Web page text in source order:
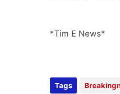
*Tim E News*
Tags